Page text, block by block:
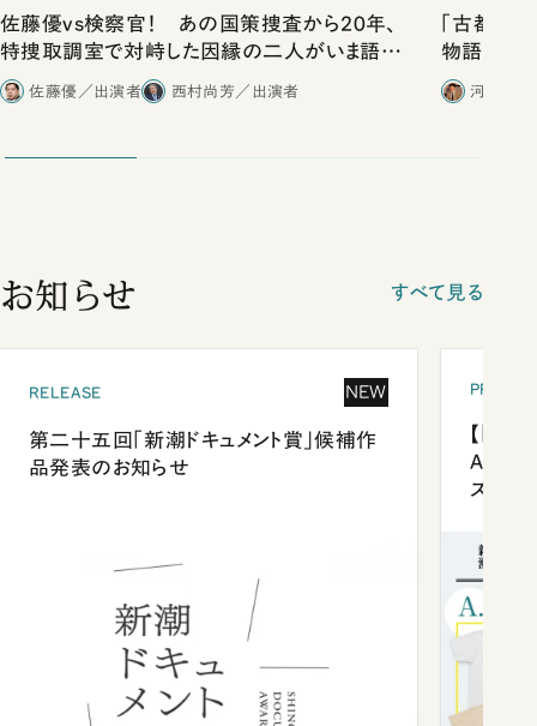
佐藤優vs検察官！ あの国策捜査から20年、
特捜取調室で対峙した因縁の二人がいま語り
合ったこと
佐藤優／出演者 西村尚芳／出演者
「古都」
物語」に
河野有
お知らせ すべて見る
RELEASE NEW
第二十五回「新潮ドキュメント賞」候補作
品発表のお知らせ
【「新
ズプレ